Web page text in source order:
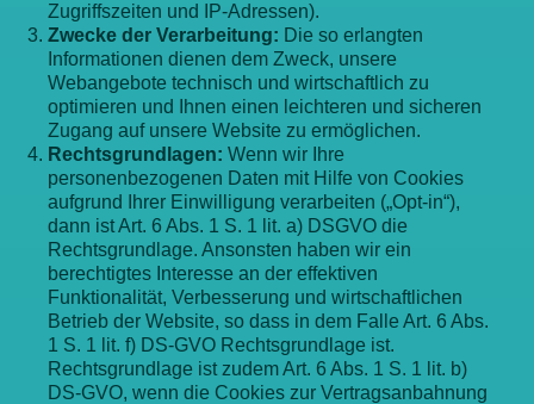
Zugriffszeiten und IP-Adressen).
Zwecke der Verarbeitung: Die so erlangten
Informationen dienen dem Zweck, unsere
Webangebote technisch und wirtschaftlich zu
optimieren und Ihnen einen leichteren und sicheren
Zugang auf unsere Website zu ermöglichen.
Rechtsgrundlagen: Wenn wir Ihre
personenbezogenen Daten mit Hilfe von Cookies
aufgrund Ihrer Einwilligung verarbeiten („Opt-in“),
dann ist Art. 6 Abs. 1 S. 1 lit. a) DSGVO die
Rechtsgrundlage. Ansonsten haben wir ein
berechtigtes Interesse an der effektiven
Funktionalität, Verbesserung und wirtschaftlichen
Betrieb der Website, so dass in dem Falle Art. 6 Abs.
1 S. 1 lit. f) DS-GVO Rechtsgrundlage ist.
Rechtsgrundlage ist zudem Art. 6 Abs. 1 S. 1 lit. b)
DS-GVO, wenn die Cookies zur Vertragsanbahnung